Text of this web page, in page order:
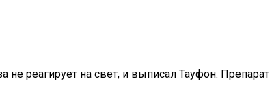
не реагирует на свет, и выписал Тауфон. Препарат